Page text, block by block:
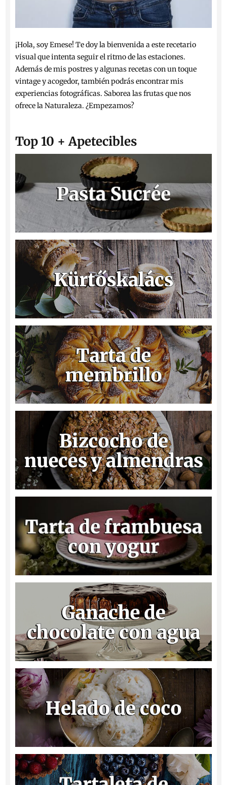
¡Hola, soy Emese! Te doy la bienvenida a este recetario
visual que intenta seguir el ritmo de las estaciones.
Además de mis postres y algunas recetas con un toque
vintage y acogedor, también podrás encontrar mis
experiencias fotográficas. Saborea las frutas que nos
ofrece la Naturaleza. ¿Empezamos?
Top 10 + Apetecibles